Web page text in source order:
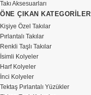
Takı Aksesuarları
ÖNE ÇIKAN KATEGORİLER
Kişiye Özel Takılar
Pırlantalı Takılar
Renkli Taşlı Takılar
İsimli Kolyeler
Harf Kolyeler
İnci Kolyeler
Tektaş Pırlantalı Yüzükler